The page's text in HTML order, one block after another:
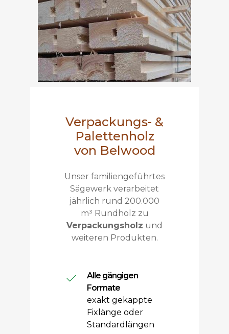
Verpackungs- &
Palettenholz
von Belwood
Unser familiengeführtes
Sägewerk verarbeitet
jährlich rund 200.000
m³ Rundholz zu
Verpackungsholz und
weiteren Produkten.
Alle gängigen
Formate
exakt gekappte
Fixlänge oder
Standardlängen